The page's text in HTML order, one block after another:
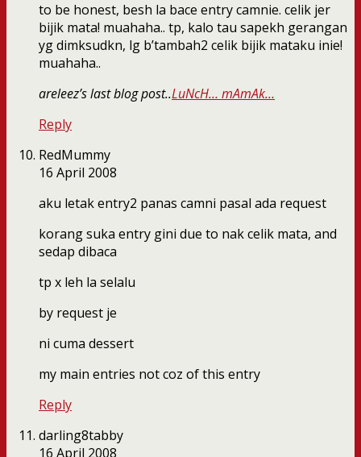
to be honest, besh la bace entry camnie. celik jer
bijik mata! muahaha.. tp, kalo tau sapekh gerangan
yg dimksudkn, lg b’tambah2 celik bijik mataku inie!
muahaha..
areleez’s last blog post..LuNcH… mAmAk…
Reply
RedMummy
16 April 2008
aku letak entry2 panas camni pasal ada request
korang suka entry gini due to nak celik mata, and
sedap dibaca
tp x leh la selalu
by request je
ni cuma dessert
my main entries not coz of this entry
Reply
darling8tabby
16 April 2008